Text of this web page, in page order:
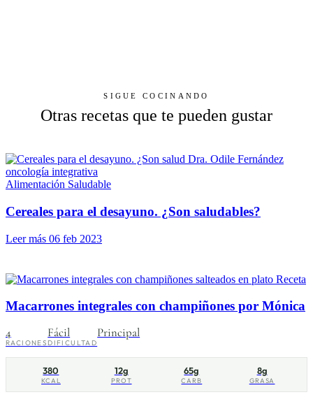
SIGUE COCINANDO
Otras recetas que te pueden gustar
Alimentación Saludable
Cereales para el desayuno. ¿Son saludables?
Leer más 06 feb 2023
Receta
Macarrones integrales con champiñones por Mónica
4
RACIONES
Fácil
DIFICULTAD
Principal
380
KCAL
12g
PROT
65g
CARB
8g
GRASA